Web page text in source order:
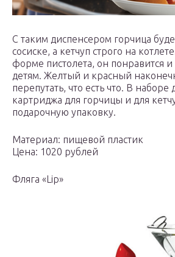
С таким диспенсером горчица
сосиске, а кетчуп строго на
форме пистолета, он понравится
детям. Желтый и красный
перепутать, что есть что. В
картриджа для горчицы и для
подарочную упаковку.
Материал: пищевой пластик
Цена: 1020 рублей
Фляга «Lip»